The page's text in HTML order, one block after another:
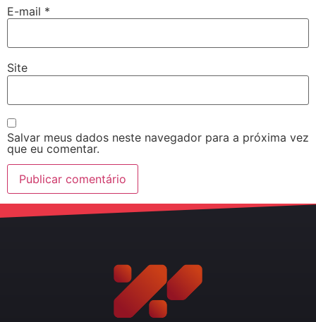
E-mail *
Site
Salvar meus dados neste navegador para a próxima vez
que eu comentar.